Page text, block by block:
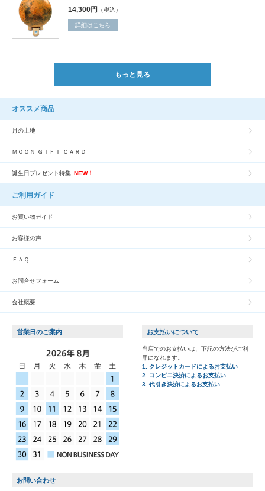
14,300円 （税込）
詳細はこちら
もっと見る
オススメ商品
月の土地
ＭＯＯＮ ＧＩＦＴ ＣＡＲＤ
誕生日プレゼント特集 NEW！
ご利用ガイド
お買い物ガイド
お客様の声
ＦＡＱ
お問合せフォーム
会社概要
営業日のご案内 お支払いについて
当店でのお支払いは、下記の方法がご利
用になれます。
1. クレジットカードによるお支払い
2. コンビニ決済によるお支払い
3. 代引き決済によるお支払い
お問い合わせ